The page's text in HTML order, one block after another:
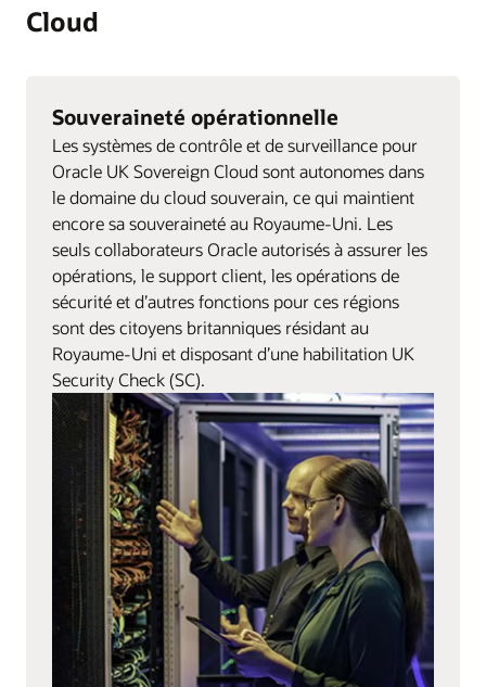
Cloud
Souveraineté opérationnelle
Les systèmes de contrôle et de surveillance pour
Oracle UK Sovereign Cloud sont autonomes dans
le domaine du cloud souverain, ce qui maintient
encore sa souveraineté au Royaume-Uni. Les
seuls collaborateurs Oracle autorisés à assurer les
opérations, le support client, les opérations de
sécurité et d’autres fonctions pour ces régions
sont des citoyens britanniques résidant au
Royaume-Uni et disposant d’une habilitation UK
Security Check (SC).